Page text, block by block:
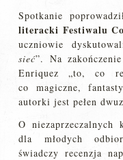
Spotkanie
literacki Festiwalu
uczniowie
sieć”. Na
Enriquez „to, co
co magiczne,
autorki jest pełen
O niezaprzeczalnych
dla młodych
świadczy recenzja